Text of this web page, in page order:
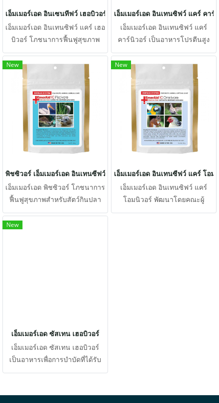
เอ็มเมอร์เอด อินเซนทีฟว์ เฮอบิวอร์ แคร์
เอ็มเมอร์เอด อินเทนซิฟว์ แคร์ เฮอ
บิวอร์ โภชนาการฟื้นฟูสุขภาพ
สำหรับสัตว์กินพืชพัฒนาโดยคณะ
ผู้เชี่ยวชาญ ซึ่งรวมถึงสัตวแพทย์
ด้านสัตว์เอ็กโซติก สัตวแพทย์
คลีนิคฉุกเฉินและนักโภชนาการ
เอ็มเมอร์เอด อินเทนซิฟว์ แคร์ คาร์
เอ็มเมอร์เอด อินเทนซิฟว์ แคร์
คาร์นิวอร์ เป็นอาหารโปรตีนสูง
พร้อมดูดซึม โภชนาการสำหรับ
ฟื้นฟูสุขภาพสัตว์กินเนื้อและสัตว์
กินแมลงยามเจ็บป่วย
New
พิชซิวอร์ เอ็มเมอร์เอด อินเทนซีฟว์ แคร์
เอ็มเมอร์เอด พิชซิวอร์ โภชนาการ
ฟื้นฟูสุขภาพสำหรับสัตว์กินปลา
อาหารดูดซึมง่ายแบบ semi-
elemental ชนิดแรกที่ออกแบบมา
New
เอ็มเมอร์เอด อินเทนซีฟว์ แคร์ โอม
เอ็มเมอร์เอด อินเทนซิฟว์ แคร์
โอมนิวอร์ พัฒนาโดยคณะผู้
เชี่ยวชาญ ซึ่งรวมถึงสัตวแพทย์
New
เอ็มเมอร์เอด ซัสเทน เฮอบิวอร์
เอ็มเมอร์เอด ซัสเทน เฮอบิวอร์
เป็นอาหารเพื่อการบำบัดที่ได้รับ
การออกแบบทางวิทยาศาสตร์เพื่อ
เป็นอาหาร ได้แก่ กระต่าย หนู